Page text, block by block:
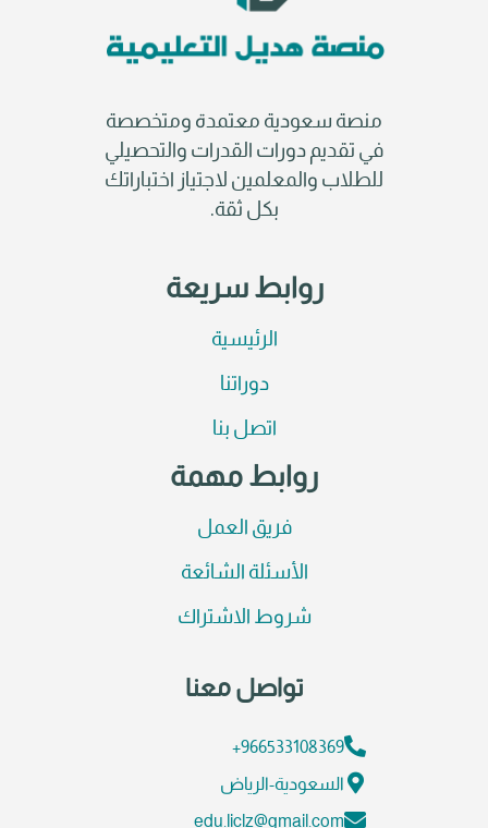
منصة سعودية معتمدة ومتخصصة
في تقديم دورات القدرات والتحصيلي
للطلاب والمعلمين لاجتياز اختباراتك
بكل ثقة.
روابط سريعة
الرئيسية
دوراتنا
اتصل بنا
روابط مهمة
فريق العمل
الأسئلة الشائعة
شروط الاشتراك
تواصل معنا
966533108369+
السعودية-الرياض
edu.liclz@gmail.com